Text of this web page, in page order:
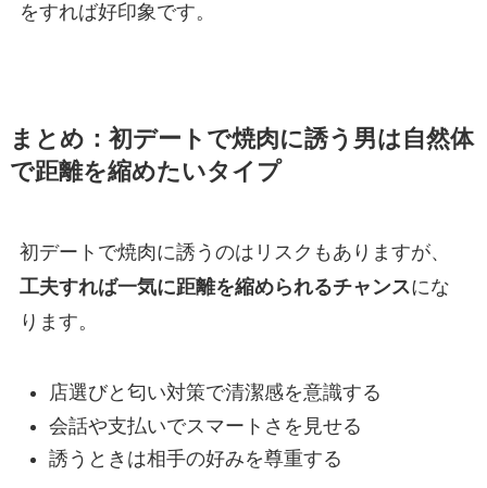
をすれば好印象です。
まとめ：初デートで焼肉に誘う男は自然体
で距離を縮めたいタイプ
初デートで焼肉に誘うのはリスクもありますが、
工夫すれば一気に距離を縮められるチャンスにな
ります。
店選びと匂い対策で清潔感を意識する
会話や支払いでスマートさを見せる
誘うときは相手の好みを尊重する